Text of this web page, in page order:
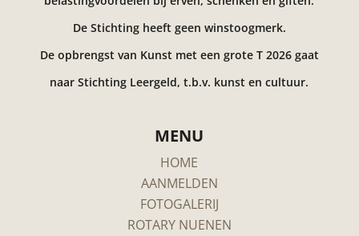
De Stichting heeft geen winstoogmerk.
De opbrengst van Kunst met een grote T 2026 gaat
naar Stichting Leergeld, t.b.v. kunst en cultuur.
MENU
HOME
AANMELDEN
FOTOGALERIJ
ROTARY NUENEN